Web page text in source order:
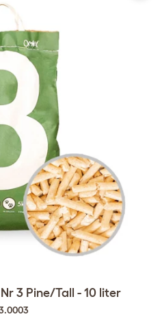
3 Pine/Tall - 10 liter